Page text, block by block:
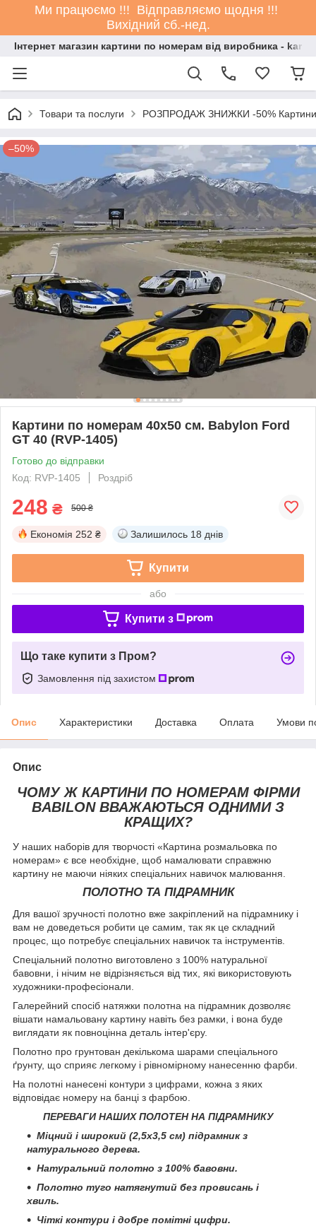
Ми працюємо !!! Відправляємо щодня !!!
Вихідний сб.-нед.
Інтернет магазин картини по номерам від виробника -
Товари та послуги РОЗПРОДАЖ ЗНИЖКИ -50%
–50%
Картини по номерам 40х50 см. Babylon Ford
GT 40 (RVP-1405)
Готово до відправки
Код: RVP-1405
Роздріб
248 ₴ 500 ₴
Економія 252 ₴ Залишилось 18 днів
Купити
або
Купити з
Що таке купити з Пром?
Замовлення під захистом
Опис Характеристики Доставка Оплата Умови
Опис
ЧОМУ Ж КАРТИНИ ПО НОМЕРАМ ФІРМИ
BABILON ВВАЖАЮТЬСЯ ОДНИМИ З
КРАЩИХ?
У наших наборів для творчості «Картина розмальовка по
номерам» є все необхідне, щоб намалювати справжню
картину не маючи ніяких спеціальних навичок малювання.
ПОЛОТНО ТА ПІДРАМНИК
Для вашої зручності полотно вже закріплений на підрамнику і
вам не доведеться робити це самим, так як це складний
процес, що потребує спеціальних навичок та інструментів.
Спеціальний полотно виготовлено з 100% натуральної
бавовни, і нічим не відрізняється від тих, які використовують
художники-професіонали.
Галерейний спосіб натяжки полотна на підрамник дозволяє
вішати намальовану картину навіть без рамки, і вона буде
виглядати як повноцінна деталь інтер'єру.
Полотно про грунтован декількома шарами спеціального
ґрунту, що сприяє легкому і рівномірному нанесенню фарби.
На полотні нанесені контури з цифрами, кожна з яких
відповідає номеру на банці з фарбою.
ПЕРЕВАГИ НАШИХ ПОЛОТЕН НА ПІДРАМНИКУ
Міцний і широкий (2,5х3,5 см) підрамник з
натурального дерева.
Натуральний полотно з 100% бавовни.
Полотно туго натягнутий без провисань і
хвиль.
Чіткі контури і добре помітні цифри.